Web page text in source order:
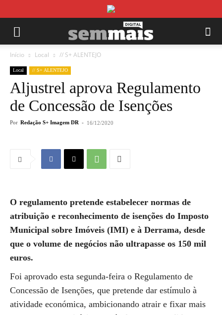
Início Local // S+ ALENTEJO
Local // S+ ALENTEJO
Aljustrel aprova Regulamento
de Concessão de Isenções
Por Redação S+ Imagem DR - 16/12/2020
O regulamento pretende estabelecer normas de
atribuição e reconhecimento de isenções do Imposto
Municipal sobre Imóveis (IMI) e à Derrama, desde
que o volume de negócios não ultrapasse os 150 mil
euros.
Foi aprovado esta segunda-feira o Regulamento de
Concessão de Isenções, que pretende dar estímulo à
atividade económica, ambicionando atrair e fixar mais